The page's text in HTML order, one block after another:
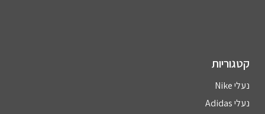
קטגוריות
נעלי Nike
נעלי Adidas